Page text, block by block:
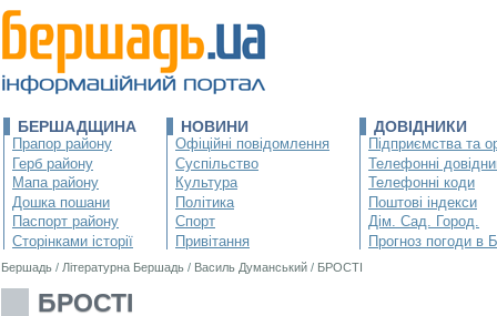
БЕРШАДЩИНА
Прапор району
Герб району
Мапа району
Дошка пошани
Паспорт району
Сторінками історії
НОВИНИ
Офіційні повідомлення
Суспільство
Культура
Політика
Спорт
Привітання
ДОВІДНИКИ
Підприємства та
Телефонні
Телефонні коди
Поштові індекси
Дім. Сад. Город.
Прогноз погоди в
Бершадь / Літературна Бершадь / Василь Думанський / БРОСТІ
БРОСТІ